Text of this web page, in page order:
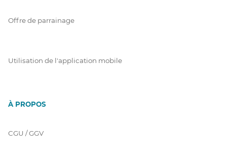
Offre de parrainage
Utilisation de l'application mobile
À PROPOS
CGU / GGV